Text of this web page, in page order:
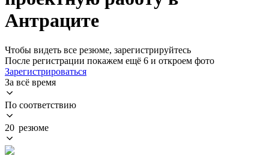
Антраците
Чтобы видеть все резюме, зарегистрируйтесь
После регистрации покажем ещё 6 и откроем фото
Зарегистрироваться
За всё время
По соответствию
20 резюме